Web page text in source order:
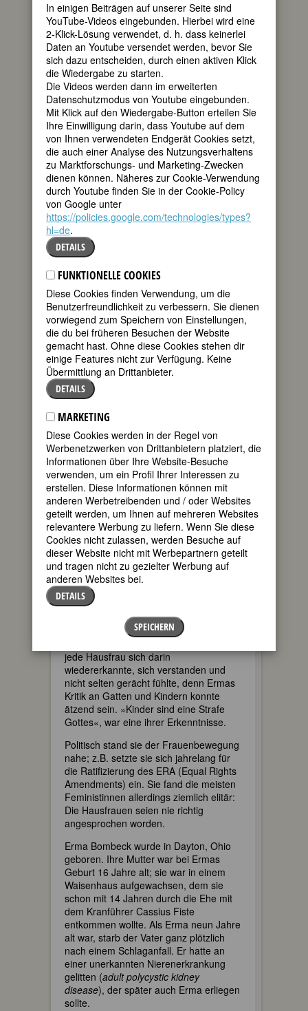
amerikanische Humoristin
30. Todestag am 22. April 2026
Biografie•Zitate•Weblinks•Literatur &
Quellen
BIOGRAFIE
teilen
tweet
Von Erma
Bombeck besitze
ich ein 650 Seiten
starkes,
zerlesenes
Taschenbuch aus
dem Jahre 1987. »3 Bestseller in einem
Band« steht darauf. Die Bestseller
tragen typische Bombeck-Titel: »Nur der
Pudding hört mein Seufzen«, »Wenn
mit den Kernen?« und »Ich hab mein
Herz im Wäschekorb verloren«. Sie
stammen allerdings nicht von Bombeck,
sondern sind Eingebungen der
Schriftstellerin und kongenialen
Übersetzerin Isabella Nadolny (Mutter
von Sten).
Im Original heißen die Bände, der Reihe
nach: »At Wit's End« (Titel ihrer
Kolumne, die ab Mitte der 1960er Jahre
dreimal wöchentlich in 700 Zeitungen
nachgedruckt wurde), »If life is a bowl of
cherries, what am I doing in the pits?«
und »I lost everything in the post-natal
depression«.
Erma Bombeck, die »berühmteste
Hausfrau der Welt« (so ihr deutscher
Verlag) war die beliebteste US-
amerikanische Humoristin im letzten
Drittel des vorigen Jahrhunderts. Sie
schilderte mit umwerfender Komik und
beißendem Sarkasmus Freud und Leid
der Gattin, Hausfrau und Mutter aus
dem amerikanischen Vorstadtghetto –
so präzise und mit solcher Freude am
jede Hausfrau sich darin
wiedererkannte, sich verstanden und
nicht selten gerächt fühlte, denn Ermas
Kritik an Gatten und Kindern konnte
ätzend sein. »Kinder sind eine Strafe
Gottes«, war eine ihrer Erkenntnisse.
Politisch stand sie der Frauenbewegung
nahe; z.B. setzte sie sich jahrelang für
die Ratifizierung des ERA (Equal Rights
Amendments) ein. Sie fand die meisten
Feministinnen allerdings ziemlich elitär:
Die Hausfrauen seien nie richtig
angesprochen worden.
Erma Bombeck wurde in Dayton, Ohio
geboren. Ihre Mutter war bei Ermas
Geburt 16 Jahre alt; sie war in einem
Waisenhaus aufgewachsen, dem sie
schon mit 14 Jahren durch die Ehe mit
dem Kranführer Cassius Fiste
entkommen wollte. Als Erma neun Jahre
alt war, starb der Vater ganz plötzlich
nach einem Schlaganfall. Er hatte an
einer unerkannten Nierenerkrankung
gelitten (adult polycystic kidney
disease), der später auch Erma erliegen
sollte.
In einigen Beiträgen auf unserer Seite sind
YouTube-Videos eingebunden. Hierbei wird eine
2-Klick-Lösung verwendet, d. h. dass keinerlei
Daten an Youtube versendet werden, bevor Sie
sich dazu entscheiden, durch einen aktiven Klick
die Wiedergabe zu starten.
Die Videos werden dann im erweiterten
Datenschutzmodus von Youtube eingebunden.
Mit Klick auf den Wiedergabe-Button erteilen Sie
Ihre Einwilligung darin, dass Youtube auf dem
von Ihnen verwendeten Endgerät Cookies setzt,
die auch einer Analyse des Nutzungsverhaltens
zu Marktforschungs- und Marketing-Zwecken
dienen können. Näheres zur Cookie-Verwendung
durch Youtube finden Sie in der Cookie-Policy
von Google unter
https://policies.google.com/technologies/types?
hl=de.
DETAILS
FUNKTIONELLE COOKIES
Diese Cookies finden Verwendung, um die
Benutzerfreundlichkeit zu verbessern. Sie dienen
vorwiegend zum Speichern von Einstellungen,
die du bei früheren Besuchen der Website
gemacht hast. Ohne diese Cookies stehen dir
einige Features nicht zur Verfügung. Keine
Übermittlung an Drittanbieter.
DETAILS
MARKETING
Diese Cookies werden in der Regel von
Werbenetzwerken von Drittanbietern platziert, die
Informationen über Ihre Website-Besuche
verwenden, um ein Profil Ihrer Interessen zu
erstellen. Diese Informationen können mit
anderen Werbetreibenden und / oder Websites
geteilt werden, um Ihnen auf mehreren Websites
relevantere Werbung zu liefern. Wenn Sie diese
Cookies nicht zulassen, werden Besuche auf
dieser Website nicht mit Werbepartnern geteilt
und tragen nicht zu gezielter Werbung auf
anderen Websites bei.
DETAILS
SPEICHERN